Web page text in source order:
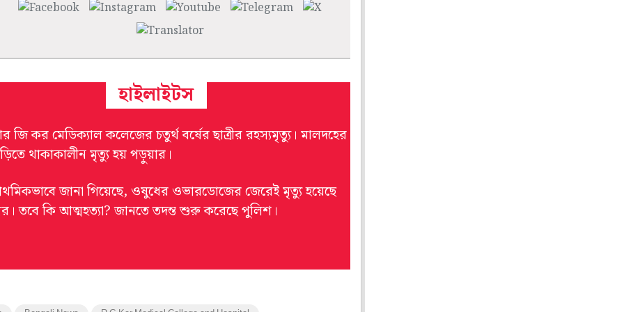
হাইলাইটস
জি কর মেডিক্যাল কলেজের চতুর্থ বর্ষের ছাত্রীর রহস্যমৃত্যু। মালদহের
থাকাকালীন মৃত্যু হয় পড়ুয়ার।
জানা গিয়েছে, ওষুধের ওভারডোজের জেরেই মৃত্যু হয়েছে
তবে কি আত্মহত্যা? জানতে তদন্ত শুরু করেছে পুলিশ।